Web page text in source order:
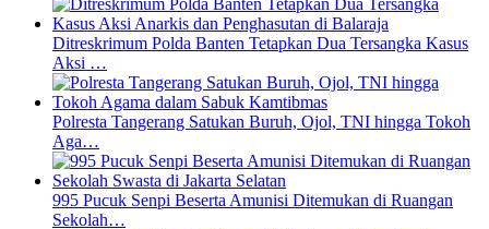
Ditreskrimum Polda Banten Tetapkan Dua Tersangka Kasus
Aksi …
Polresta Tangerang Satukan Buruh, Ojol, TNI hingga Tokoh
Aga…
995 Pucuk Senpi Beserta Amunisi Ditemukan di Ruangan
Sekolah…